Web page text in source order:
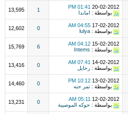
20-02-2012
01:41 PM
بواسطة :
اماندا 1
13,595
17-02-2012
04:55 AM
بواسطة : lulya
0
12,602
15-02-2012
04:12 AM
بواسطة : Intems
6
15,769
14-02-2012
07:41 AM
بواسطة : رحايل 0
13,416
13-02-2012
10:12 PM
بواسطة : تمر حنه 0
14,460
12-02-2012
05:11 AM
بواسطة : حوكه الموصيبة 0
13,231